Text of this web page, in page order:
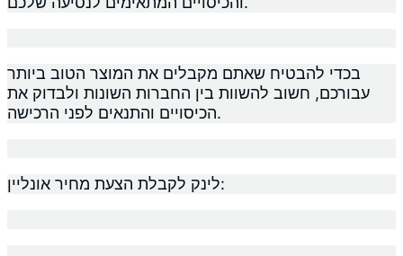
בכדי להבטיח שאתם מקבלים את המוצר הטוב ביותר
עבורכם, חשוב להשוות בין החברות השונות ולבדוק את
הכיסויים והתנאים לפני הרכישה.
לינק לקבלת הצעת מחיר אונליין: